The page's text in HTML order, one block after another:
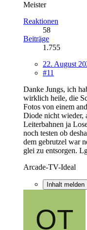
Meister
Reaktionen
58
Beiträge
1.755
22. August
#11
Danke Jungs, ich
wirklich heile, die
Fotos von einem
Diode nicht wieder,
Leiterbahnen ja
noch testen ob
dem gebrutzel war
glei zu entsorgen.
Arcade-TV-Ideal
Inhalt melden